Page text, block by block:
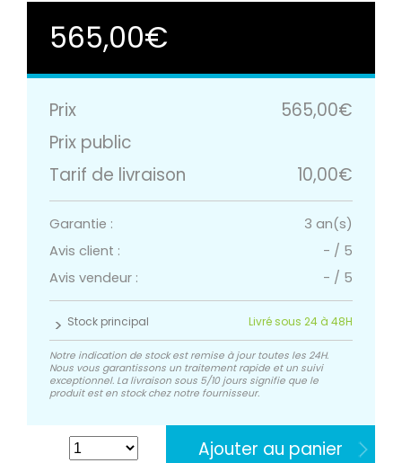
565,00€
Prix
565,00€
Prix public
Tarif de livraison
10,00€
Garantie :
3 an(s)
Avis client :
- / 5
Avis vendeur :
- / 5
Stock principal Livré sous 24 à 48H
Notre indication de stock est remise à jour toutes les 24H.
Nous vous garantissons un traitement rapide et un suivi
exceptionnel. La livraison sous 5/10 jours signifie que le
produit est en stock chez notre fournisseur.
Ajouter au panier